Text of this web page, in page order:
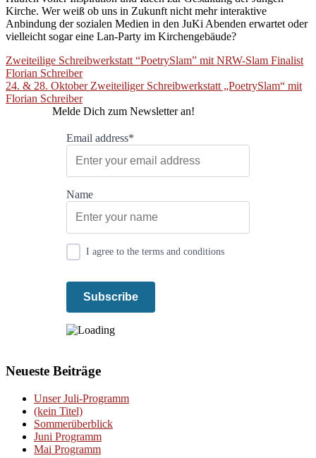
Kirche. Wer weiß ob uns in Zukunft nicht mehr interaktive
Anbindung der sozialen Medien in den JuKi Abenden erwartet oder
vielleicht sogar eine Lan-Party im Kirchengebäude?
Beitragsnavigation
Zweiteilige Schreibwerkstatt “PoetrySlam” mit NRW-Slam Finalist
Florian Schreiber
24. & 28. Oktober Zweiteiliger Schreibwerkstatt „PoetrySlam“ mit
Florian Schreiber
Melde Dich zum Newsletter an!
Email address*
Name
I agree to the terms and conditions
Neueste Beiträge
Unser Juli-Programm
(kein Titel)
Sommerüberblick
Juni Programm
Mai Programm